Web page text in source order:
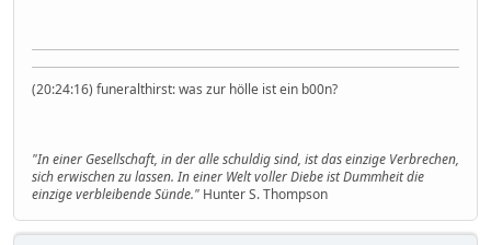
(20:24:16) funeralthirst: was zur hölle ist ein b00n?
"In einer Gesellschaft, in der alle schuldig sind, ist das einzige Verbrechen,
sich erwischen zu lassen. In einer Welt voller Diebe ist Dummheit die
einzige verbleibende Sünde." Hunter S. Thompson